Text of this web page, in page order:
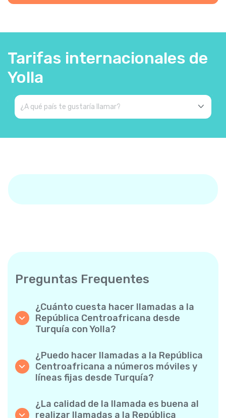
Tarifas internacionales de
Yolla
Preguntas Frequentes
¿Cuánto cuesta hacer llamadas a la
República Centroafricana desde
Turquía con Yolla?
para llamadas a la República Centroafricana.
Simplemente consulta las tarifas más
recientes en la app: sin cargos ocultos, sin
sorpresas.
¿Puedo hacer llamadas a la República
Centroafricana a números móviles y
líneas fijas desde Turquía?
móviles como a líneas fijas a la República
Centroafricana con facilidad.
¿La calidad de la llamada es buena al
realizar llamadas a la República